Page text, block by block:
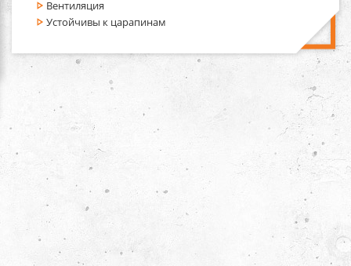
Вентиляция
Устойчивы к царапинам